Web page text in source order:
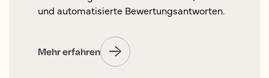
und automatisierte Bewertungsantworten.
Mehr erfahren